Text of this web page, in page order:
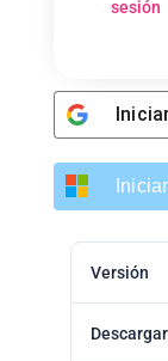
sesión
Versión
Descargar